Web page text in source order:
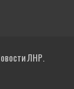
ЛНР.